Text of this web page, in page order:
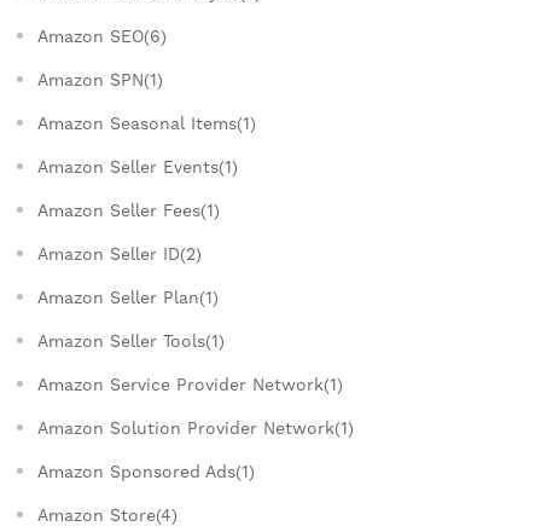
Amazon SEO(6)
Amazon SPN(1)
Amazon Seasonal Items(1)
Amazon Seller Events(1)
Amazon Seller Fees(1)
Amazon Seller ID(2)
Amazon Seller Plan(1)
Amazon Seller Tools(1)
Amazon Service Provider Network(1)
Amazon Solution Provider Network(1)
Amazon Sponsored Ads(1)
Amazon Store(4)